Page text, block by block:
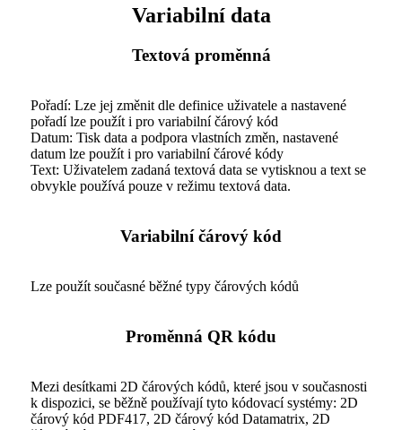
Variabilní data
Textová proměnná
Pořadí: Lze jej změnit dle definice uživatele a nastavené
pořadí lze použít i pro variabilní čárový kód
Datum: Tisk data a podpora vlastních změn, nastavené
datum lze použít i pro variabilní čárové kódy
Text: Uživatelem zadaná textová data se vytisknou a text se
obvykle používá pouze v režimu textová data.
Variabilní čárový kód
Lze použít současné běžné typy čárových kódů
Proměnná QR kódu
Mezi desítkami 2D čárových kódů, které jsou v současnosti
k dispozici, se běžně používají tyto kódovací systémy: 2D
čárový kód PDF417, 2D čárový kód Datamatrix, 2D